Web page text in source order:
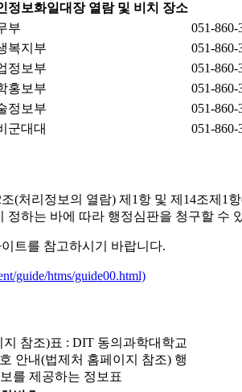
정보화일대장 열람 및 비치 장소
부
051-860-
복지부
051-860-
정보부
051-860-
홍보부
051-860-
정보부
051-860-
군대대 051-860-
(처리정보의 열람) 제1항 및 제14조제
하는 바에 따라 행정심판을 청구할 수
트를 참고하시기 바랍니다.
guide/htms/guide00.html)
참조)표 : DIT 동의과학대학교
안내(법제처 홈페이지 참조) 행
를 제공하는 정보표